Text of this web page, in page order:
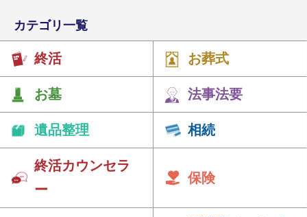
カテゴリ一覧
終活 お葬式
お墓 法事法要
遺品整理 相続
終活カウンセラ
ー
保険